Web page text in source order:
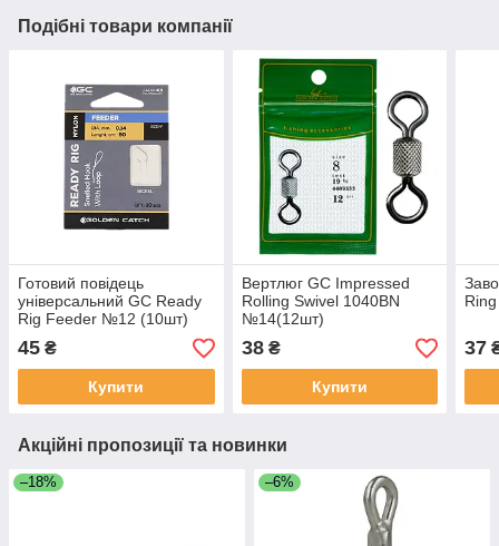
Подібні товари компанії
Готовий повідець
універсальний GC Ready
Rig Feeder №12 (10шт)
45 ₴
Купити
Вертлюг GC Impressed
Rolling Swivel 1040BN
№14(12шт)
38₴
Купити
37
Акційні пропозиції та новинки
–18% –6%